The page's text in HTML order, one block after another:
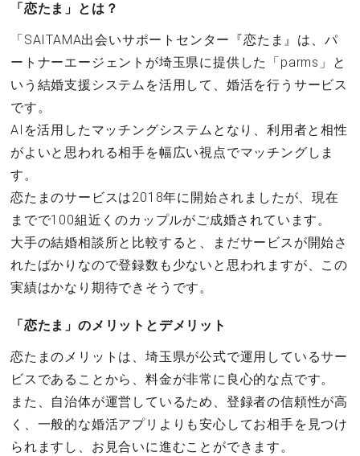
「恋たま」とは？
「SAITAMA出会いサポートセンター『恋たま』は、パ
ートナーエージェントが埼玉県に提供した「parms」と
いう結婚支援システムを活用して、婚活を行うサービス
です。
AIを活用したマッチングシステムとなり、利用者と相性
がよいと思われる相手を幅広い視点でマッチングしま
す。
恋たまのサービスは2018年に開始されましたが、現在
までで100組近くのカップルがご成婚されています。
大手の結婚相談所と比較すると、まだサービスが開始さ
れたばかりなので登録数も少ないと思われますが、この
実績はかなり期待できそうです。
「恋たま」のメリットとデメリット
恋たまのメリットは、埼玉県が公式で運用しているサー
ビスであることから、料金が非常に良心的な点です。
また、自治体が運営しているため、登録者の信頼性が高
く、一般的な婚活アプリよりも安心してお相手を見つけ
られますし、お見合いに進むことができます。